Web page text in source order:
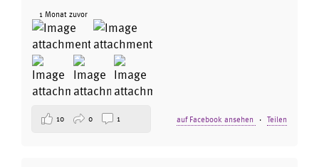
1 Monat zuvor
auf Facebook ansehen · Teilen
10 0 1